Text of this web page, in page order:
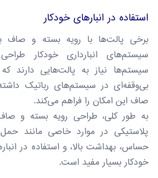
استفاده در انبارهای خودکار
برخی پالت‌ها با رویه بسته و صاف
سیستم‌های انبارداری خودکار
سیستم‌ها نیاز به پالت‌هایی دارند
بی‌وقفه‌ای در سیستم‌های رباتیک
صاف این امکان را فراهم می‌کند.
به طور کلی، طراحی رویه بسته و
پلاستیکی در موارد خاصی مانند
حساس، بهداشت بالا، و استفاده در
خودکار بسیار مفید است.